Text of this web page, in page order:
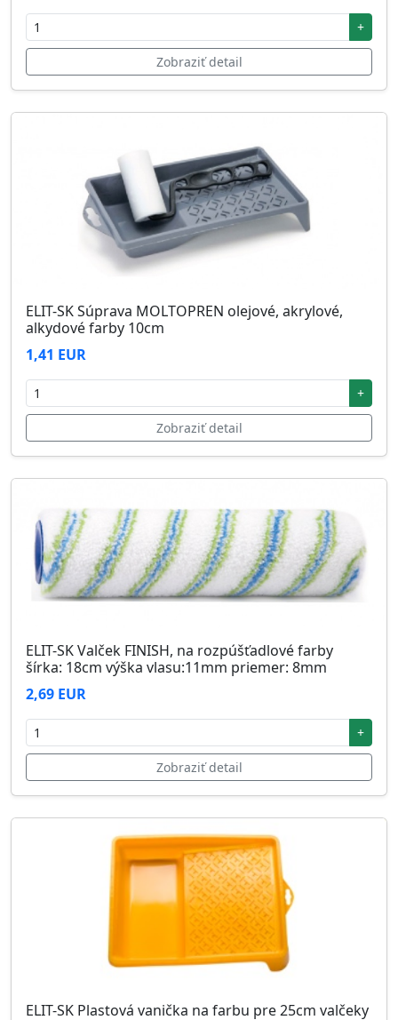
+
Zobraziť detail
ELIT-SK Súprava MOLTOPREN olejové, akrylové,
alkydové farby 10cm
1,41 EUR
+
Zobraziť detail
ELIT-SK Valček FINISH, na rozpúšťadlové farby
šírka: 18cm výška vlasu:11mm priemer: 8mm
2,69 EUR
+
Zobraziť detail
ELIT-SK Plastová vanička na farbu pre 25cm valčeky